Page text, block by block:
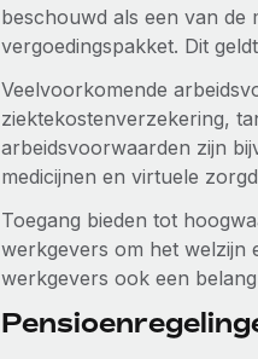
beschouwd als een van de
vergoedingspakket. Dit
Veelvoorkomende
ziektekostenverzekering,
arbeidsvoorwaarden zijn
medicijnen en virtuele
Toegang bieden tot
werkgevers om het welzijn
werkgevers ook een